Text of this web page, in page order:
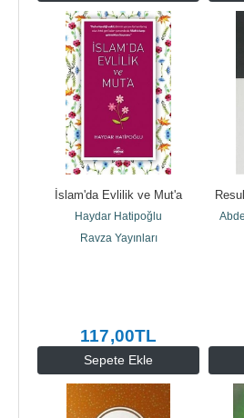
Sepete Ekle
İslam'da Evlilik ve Mut'a
Haydar Hatipoğlu
Ravza Yayınları
117,00TL